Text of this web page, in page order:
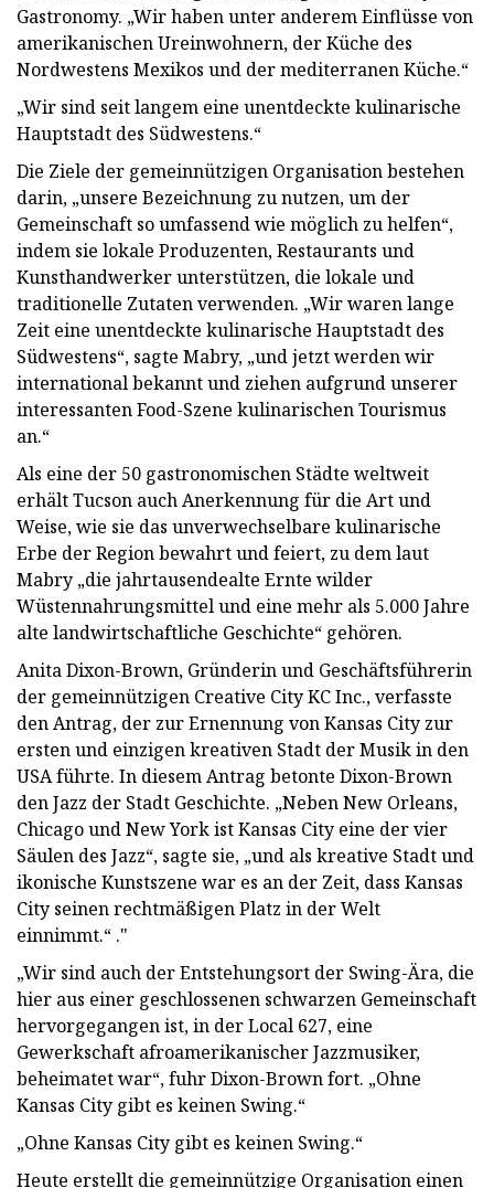
Gastronomy. „Wir haben unter anderem Einflüsse von
amerikanischen Ureinwohnern, der Küche des
Nordwestens Mexikos und der mediterranen Küche.“
„Wir sind seit langem eine unentdeckte kulinarische
Hauptstadt des Südwestens.“
Die Ziele der gemeinnützigen Organisation bestehen
darin, „unsere Bezeichnung zu nutzen, um der
Gemeinschaft so umfassend wie möglich zu helfen“,
indem sie lokale Produzenten, Restaurants und
Kunsthandwerker unterstützen, die lokale und
traditionelle Zutaten verwenden. „Wir waren lange
Zeit eine unentdeckte kulinarische Hauptstadt des
Südwestens“, sagte Mabry, „und jetzt werden wir
international bekannt und ziehen aufgrund unserer
interessanten Food-Szene kulinarischen Tourismus
an.“
Als eine der 50 gastronomischen Städte weltweit
erhält Tucson auch Anerkennung für die Art und
Weise, wie sie das unverwechselbare kulinarische
Erbe der Region bewahrt und feiert, zu dem laut
Mabry „die jahrtausendealte Ernte wilder
Wüstennahrungsmittel und eine mehr als 5.000 Jahre
alte landwirtschaftliche Geschichte“ gehören.
Anita Dixon-Brown, Gründerin und Geschäftsführerin
der gemeinnützigen Creative City KC Inc., verfasste
den Antrag, der zur Ernennung von Kansas City zur
ersten und einzigen kreativen Stadt der Musik in den
USA führte. In diesem Antrag betonte Dixon-Brown
den Jazz der Stadt Geschichte. „Neben New Orleans,
Chicago und New York ist Kansas City eine der vier
Säulen des Jazz“, sagte sie, „und als kreative Stadt und
ikonische Kunstszene war es an der Zeit, dass Kansas
City seinen rechtmäßigen Platz in der Welt
einnimmt.“ ."
„Wir sind auch der Entstehungsort der Swing-Ära, die
hier aus einer geschlossenen schwarzen Gemeinschaft
hervorgegangen ist, in der Local 627, eine
Gewerkschaft afroamerikanischer Jazzmusiker,
beheimatet war“, fuhr Dixon-Brown fort. „Ohne
Kansas City gibt es keinen Swing.“
„Ohne Kansas City gibt es keinen Swing.“
Heute erstellt die gemeinnützige Organisation einen